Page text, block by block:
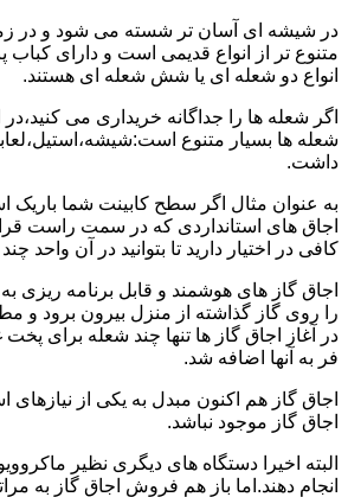
در شیشه ای آسان تر شسته می شود و در زمان
متنوع تر از انواع قدیمی است و دارای
انواع دو شعله ای یا شش شعله ای هستند.
اگر شعله ها را جداگانه خریداری می
شعله ها بسیار متنوع
داشت.
به عنوان مثال اگر سطح کابینت شما باریک
اجاق های استانداردی که در سمت راست
کافی در اختیار دارید تا بتوانید در آن واحد
اجاق گاز های هوشمند و قابل برنامه ریزی
را روی گاز گذاشته از منزل بیرون برود
در آغاز اجاق گاز ها تنها چند شعله برای
فر به آنها اضافه شد.
اجاق گاز هم اکنون مبدل به یکی از
اجاق گاز موجود نباشد.
البته اخیرا دستگاه های دیگری نظیر
انجام دهند.اما باز هم فروش اجاق گاز به